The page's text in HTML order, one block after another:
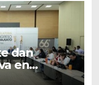
dan
en